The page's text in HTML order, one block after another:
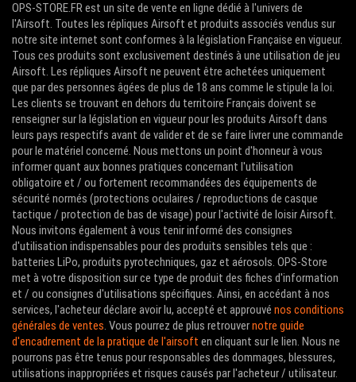
OPS-STORE.FR est un site de vente en ligne dédié à l'univers de
l'Airsoft. Toutes les répliques Airsoft et produits associés vendus sur
notre site internet sont conformes à la législation Française en vigueur.
Tous ces produits sont exclusivement destinés à une utilisation de jeu
Airsoft. Les répliques Airsoft ne peuvent être achetées uniquement
que par des personnes âgées de plus de 18 ans comme le stipule la loi.
Les clients se trouvant en dehors du territoire Français doivent se
renseigner sur la législation en vigueur pour les produits Airsoft dans
leurs pays respectifs avant de valider et de se faire livrer une commande
pour le matériel concerné. Nous mettons un point d'honneur à vous
informer quant aux bonnes pratiques concernant l'utilisation
obligatoire et / ou fortement recommandées des équipements de
sécurité normés (protections oculaires / reproductions de casque
tactique / protection de bas de visage) pour l'activité de loisir Airsoft.
Nous invitons également à vous tenir informé des consignes
d'utilisation indispensables pour des produits sensibles tels que :
batteries LiPo, produits pyrotechniques, gaz et aérosols. OPS-Store
met à votre disposition sur ce type de produit des fiches d'information
et / ou consignes d'utilisations spécifiques. Ainsi, en accédant à nos
services, l'acheteur déclare avoir lu, accepté et approuvé nos conditions
générales de ventes. Vous pourrez de plus retrouvernotre guide
d'encadrement de la pratique de l'airsoft en cliquant sur le lien. Nous ne
pourrons pas être tenus pour responsables des dommages, blessures,
utilisations inappropriées et risques causés par l'acheteur / utilisateur.